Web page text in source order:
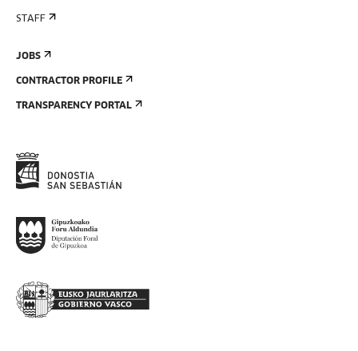
STAFF
JOBS
CONTRACTOR PROFILE
TRANSPARENCY PORTAL